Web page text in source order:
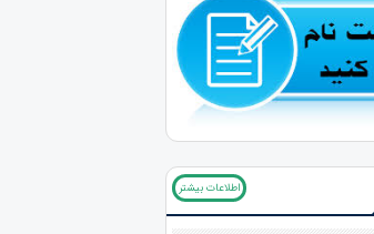
اطلاعات بیشتر